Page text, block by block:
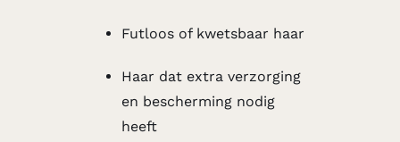
Futloos of kwetsbaar haar
Haar dat extra verzorging
en bescherming nodig
heeft